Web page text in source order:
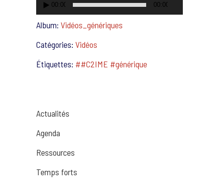
00:00 00:00
Album: Vidéos_génériques
Catégories: Vidéos
Étiquettes: ##C2IME #générique
Actualités
Agenda
Ressources
Temps forts